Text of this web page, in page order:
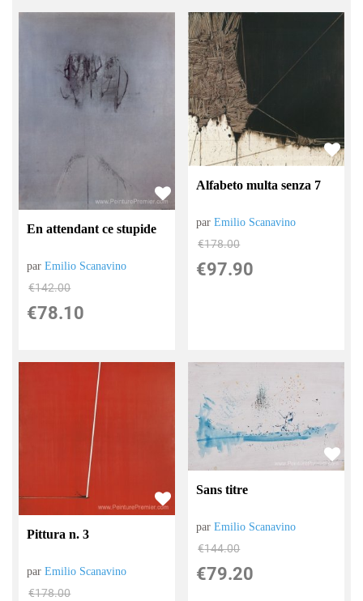
En attendant ce stupide
parEmilio Scanavino
€142.00
€78.10
Alfabeto multa senza 7
parEmilio Scanavino
€178.00
€97.90
Pittura n. 3
parEmilio Scanavino
€178.00
Sans titre
parEmilio Scanavino
€144.00
€79.20